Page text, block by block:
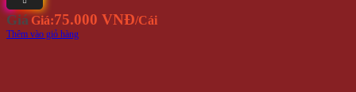
Giá Giá:75.000 VNĐ/Cái
Thêm vào giỏ hàng